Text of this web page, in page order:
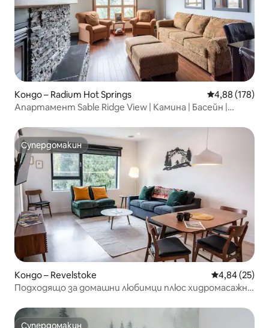
Кондо – Radium Hot Springs Средна
4,88 (178)
Апартамент Sable Ridge View | Камина | Басейн |
Супердомакин
Супердомакин
Кондо – Revelstoke Средна
4,84 (25)
Подходящо за домашни любимци плюс хидромасажна
Супердомакин